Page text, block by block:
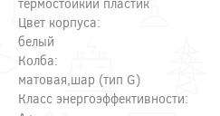
Цвет корпуса:
белый
Колба:
матовая,шар (тип G)
Класс энергоэффективности: